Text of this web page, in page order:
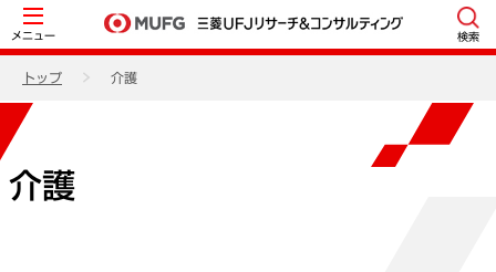
メニュー 検索
トップ 介護
介護